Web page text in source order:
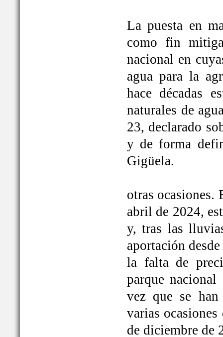
La puesta en
como fin
nacional en
agua para la
hace décadas
naturales de
23, declarado
y de forma
Gigüela.
otras ocasiones.
abril de 2024,
y, tras las
aportación
la falta de
parque
vez que se
varias
de diciembre de